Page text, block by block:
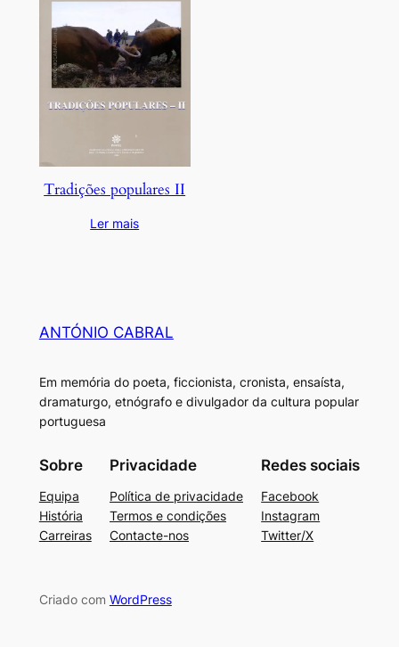
Tradições populares II
Ler mais
ANTÓNIO CABRAL
Em memória do poeta, ficcionista, cronista, ensaísta,
dramaturgo, etnógrafo e divulgador da cultura popular
portuguesa
Sobre
Equipa
História
Carreiras
Privacidade
Política de privacidade
Termos e condições
Contacte-nos
Redes sociais
Facebook
Instagram
Twitter/X
Criado com WordPress